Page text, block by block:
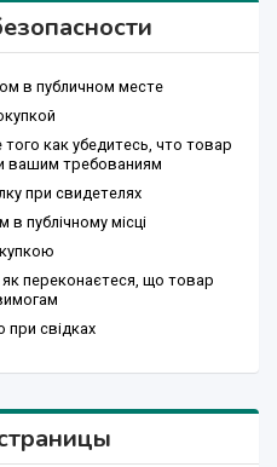
в публичном месте
как убедитесь, что товар
вашим требованиям
при свидетелях
публічному місці
переконаєтеся, що товар
при свідках